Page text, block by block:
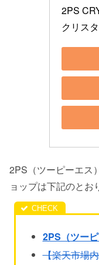
2PS
クリス
2PS（ツーピーエス
ョップは下記のとお
2PS（ツー
【楽天市場